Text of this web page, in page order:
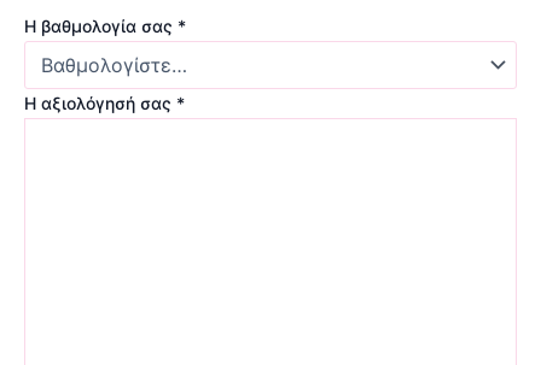
Η βαθμολογία σας *
Η αξιολόγησή σας *